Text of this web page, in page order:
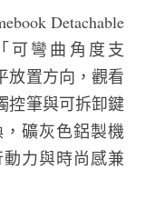
Detachable
可彎曲角度支
放置方向，觀看
控筆與可拆卸鍵
礦灰色鋁製機
力與時尚感兼